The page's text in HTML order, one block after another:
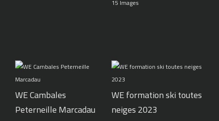
15 Images
WE Cambales
Peterneille Marcadau
WE formation ski toutes
neiges 2023